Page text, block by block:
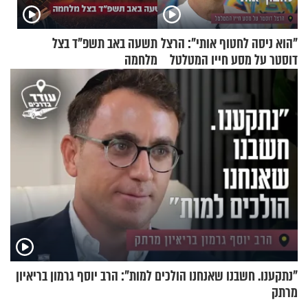
"הוא ניסה לחטוף אותי": הרצל
דוסטר על מסע חייו המטלטל
תשעה באב תשפ"ד בצל
מלחמה
"נתקענו. חשבנו שאנחנו הולכים למות": הרב יוסף גרמון בריאיון
מרתק